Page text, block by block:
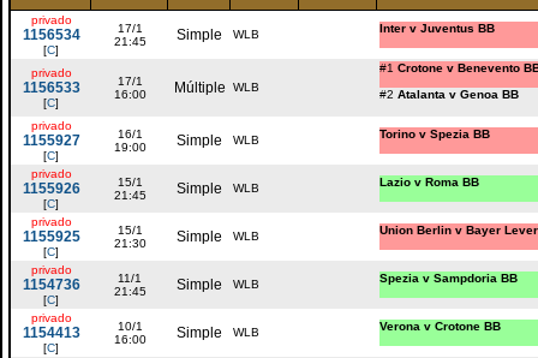
privado
1156534
[C]
17/1
21:45
Simple WLB Inter v Juventus BB
privado
1156533
[C]
17/1
16:00
Múltiple WLB
#1 Crotone v Benevento
#2 Atalanta v Genoa BB
privado
1155927
[C]
16/1
19:00
Simple WLB Torino v Spezia BB
privado
1155926
[C]
15/1
21:45
Simple WLB Lazio v Roma BB
privado
1155925
[C]
15/1
21:30
Simple WLB Union Berlin v Bayer
privado
1154736
[C]
11/1
21:45
Simple WLB Spezia v Sampdoria BB
privado
1154413
[C]
10/1
16:00
Simple WLB Verona v Crotone BB